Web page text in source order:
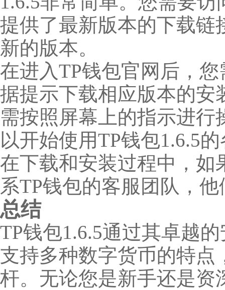
提供了最新版本的下载链
新的版本。
在进入TP钱包官网后，
据提示下载相应版本的安
需按照屏幕上的指示进
以开始使用TP钱包1.6.5
在下载和安装过程中，如
系TP钱包的客服团队，
总结
TP钱包1.6.5通过其卓越
支持多种数字货币的特点
杆。无论您是新手还是资